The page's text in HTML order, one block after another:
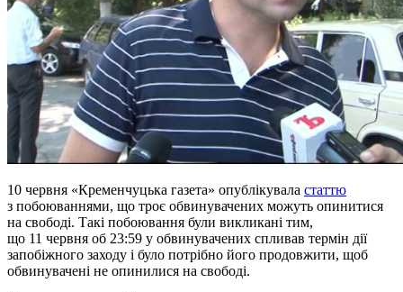
10 червня «Кременчуцька газета» опублікувала статтю
з побоюваннями, що троє обвинувачених можуть опинитися
на свободі. Такі побоювання були викликані тим,
що 11 червня об 23:59 у обвинувачених спливав термін дії
запобіжного заходу і було потрібно його продовжити, щоб
обвинувачені не опинилися на свободі.